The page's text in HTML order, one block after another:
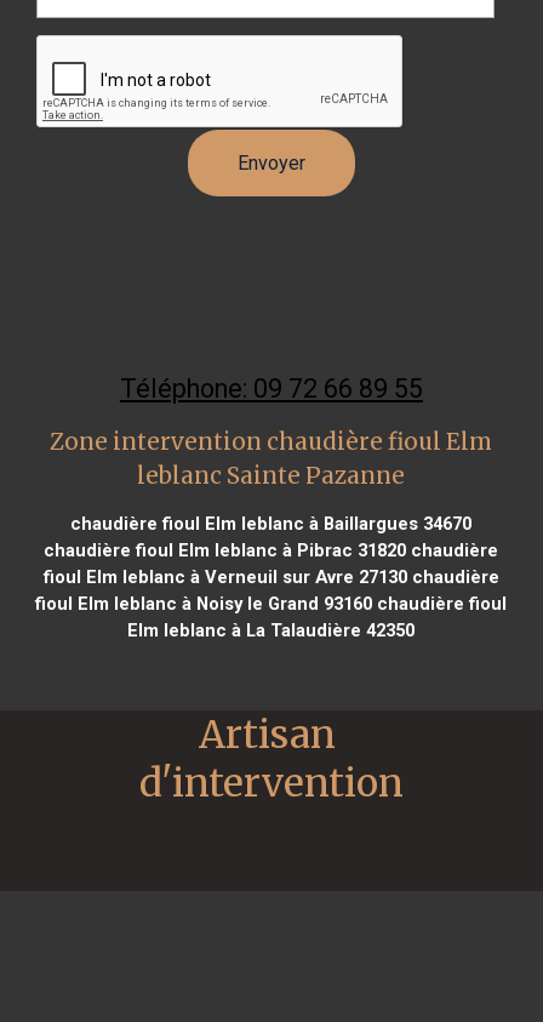
Téléphone: 09 72 66 89 55
Zone intervention chaudière fioul Elm
leblanc Sainte Pazanne
chaudière fioul Elm leblanc à Baillargues 34670
chaudière fioul Elm leblanc à Pibrac 31820 chaudière
fioul Elm leblanc à Verneuil sur Avre 27130chaudière
fioul Elm leblanc à Noisy le Grand 93160 chaudière fioul
Elm leblanc à La Talaudière 42350
Artisan
d'intervention